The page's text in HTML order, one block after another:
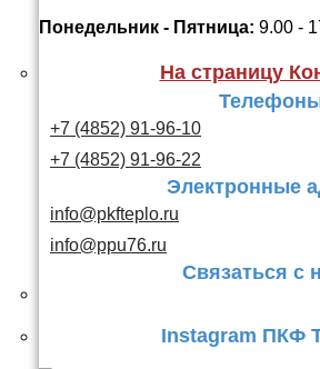
Понедельник - Пятница: 9.00 -
На страницу
+7 (4852) 91-96-10
+7 (4852) 91-96-22
Электронные
info@pkfteplo.ru
info@ppu76.ru
Связаться с
Instagram ПКФ